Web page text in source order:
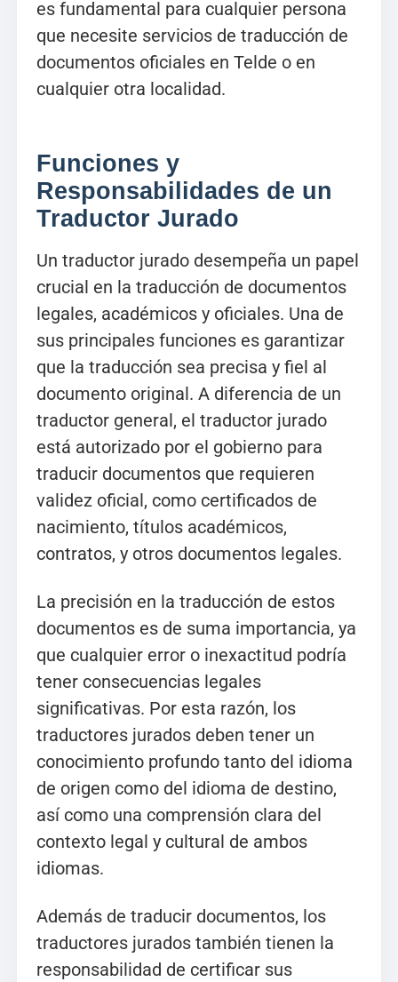
es fundamental para cualquier persona
que necesite servicios de traducción de
documentos oficiales en Telde o en
cualquier otra localidad.
Funciones y
Responsabilidades de un
Traductor Jurado
Un traductor jurado desempeña un papel
crucial en la traducción de documentos
legales, académicos y oficiales. Una de
sus principales funciones es garantizar
que la traducción sea precisa y fiel al
documento original. A diferencia de un
traductor general, el traductor jurado
está autorizado por el gobierno para
traducir documentos que requieren
validez oficial, como certificados de
nacimiento, títulos académicos,
contratos, y otros documentos legales.
La precisión en la traducción de estos
documentos es de suma importancia, ya
que cualquier error o inexactitud podría
tener consecuencias legales
significativas. Por esta razón, los
traductores jurados deben tener un
conocimiento profundo tanto del idioma
de origen como del idioma de destino,
así como una comprensión clara del
contexto legal y cultural de ambos
idiomas.
Además de traducir documentos, los
traductores jurados también tienen la
responsabilidad de certificar sus